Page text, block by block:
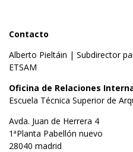
Contacto
Alberto Pieltáin | Subdirector
ETSAM
Oficina de Relaciones
Escuela Técnica Superior de
Avda. Juan de Herrera 4
1ªPlanta Pabellón nuevo
28040 madrid